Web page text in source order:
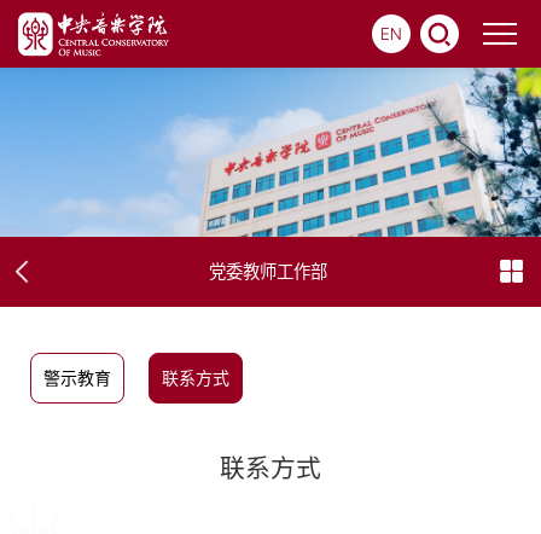
EN
党委教师工作部
警示教育 联系方式
联系方式